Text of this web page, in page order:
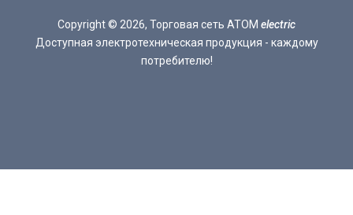
Copyright © 2026, Торговая сеть ATOM electric
Доступная электротехническая продукция - каждому
потребителю!